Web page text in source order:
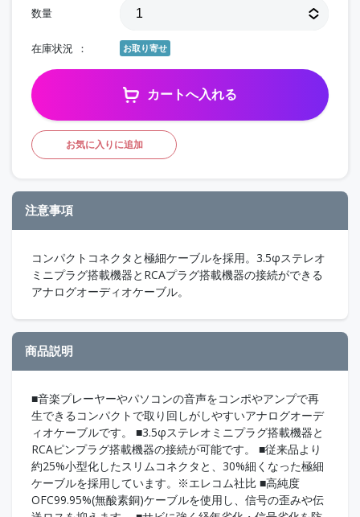
数量
在庫状況 お取り寄せ
カートへ入れる
お気に入りに追加
注意事項
コンパクトコネクタと極細ケーブルを採用。3.5φステレオ
ミニプラグ搭載機器とRCAプラグ搭載機器の接続ができる
アナログオーディオケーブル。
商品説明
■音楽プレーヤーやパソコンの音声をコンポやアンプで再
生できるコンパクトで取り回しがしやすいアナログオーデ
ィオケーブルです。 ■3.5φステレオミニプラグ搭載機器と
RCAピンプラグ搭載機器の接続が可能です。 ■従来品より
約25%小型化したスリムコネクタと、30%細くなった極細
ケーブルを採用しています。※エレコム社比 ■高純度
OFC99.95%(無酸素銅)ケーブルを使用し、信号の歪みや伝